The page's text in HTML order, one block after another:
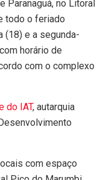
Paranaguá, no Litoral
todo o feriado
(18) e a segunda-
horário de
com o complexo
do IAT, autarquia
com espaço